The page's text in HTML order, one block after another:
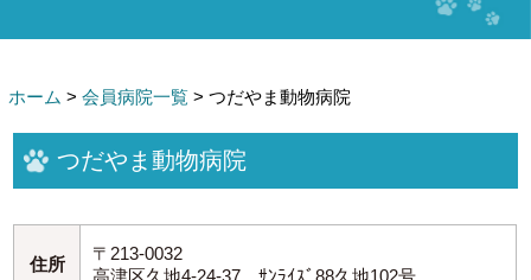
ホーム > 会員病院一覧> つだやま動物病院
つだやま動物病院
住所
〒213-0032
高津区久地4-24-37 ｻﾝﾗｲｽﾞ88久地102号